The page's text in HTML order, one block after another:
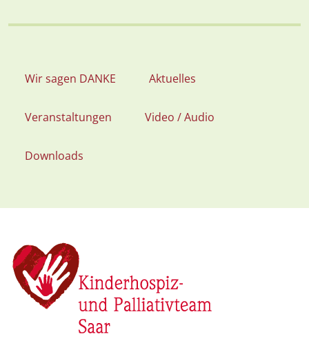
Wir sagen DANKE Aktuelles
Veranstaltungen Video / Audio
Downloads